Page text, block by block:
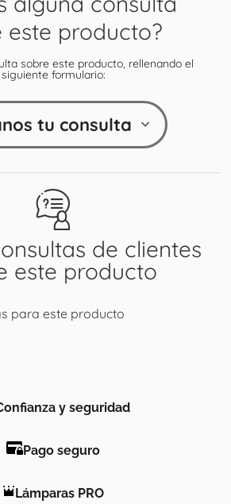
de clientes
este producto
para este producto
este producto?
sobre este producto, rellenando el
siguiente formulario:
tu consulta
y seguridad
Pago seguro
Lámparas PRO